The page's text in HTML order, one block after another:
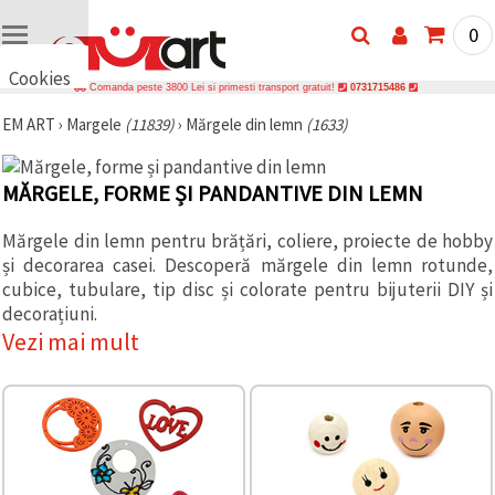
Cookies
vrem să vă
câteva
cookie -uri.
Cu toate
sunt diferite
de cele pe
care le
cunoașteți,
suntem
siguri că
veți avea
cea mai
experiență
amintindu-
0
Comanda peste 3800 Lei si primesti transport gratuit! 0731715486
EM ART › Margele (11839)› Mărgele din lemn (1633)
MĂRGELE, FORME ȘI PANDANTIVE DIN LEMN
Mărgele din lemn pentru brățări, coliere, proiecte de hobby
și decorarea casei. Descoperă mărgele din lemn rotunde,
cubice, tubulare, tip disc și colorate pentru bijuterii DIY și
decorațiuni.
Vezi mai mult